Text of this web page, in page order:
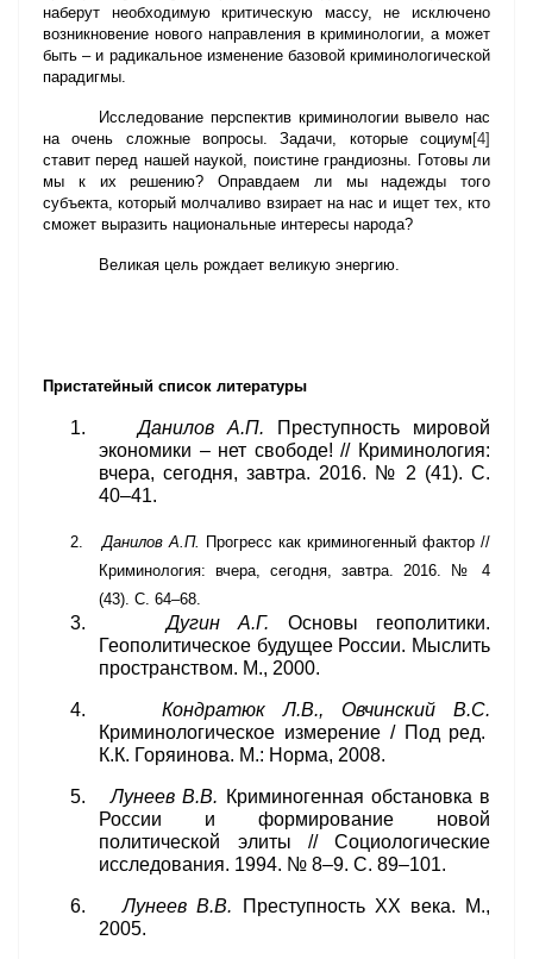
наберут необходимую критическую массу, не исключено
возникновение нового направления в криминологии, а может
быть – и радикальное изменение базовой криминологической
парадигмы.
Исследование перспектив криминологии вывело нас
на очень сложные вопросы. Задачи, которые социум [4]
ставит перед нашей наукой, поистине грандиозны. Готовы ли
мы к их решению? Оправдаем ли мы надежды того
субъекта, который молчаливо взирает на нас и ищет тех, кто
сможет выразить национальные интересы народа?
Великая цель рождает великую энергию.
Пристатейный список литературы
1. Данилов А.П.
Преступность мировой
экономики – нет свободе! // Криминология:
вчера, сегодня, завтра. 2016. № 2 (41). С.
40–41.
2. Данилов А.П. Прогресс как криминогенный фактор//
Криминология: вчера, сегодня, завтра. 2016. № 4
(43). С. 64–68.
3. Дугин А.Г. Основы геополитики.
Геополитическое будущее России. Мыслить
пространством. М., 2000.
4.
Кондратюк Л.В., Овчинский В.С.
Криминологическое измерение / Под ред.
К.К. Горяинова. М.: Норма, 2008.
5. Лунеев В.В. Криминогенная обстановка в
России и формирование новой
политической элиты // Социологические
исследования. 1994. № 8–9. С. 89–101.
6. Лунеев В.В. Преступность XX века. М.,
2005.